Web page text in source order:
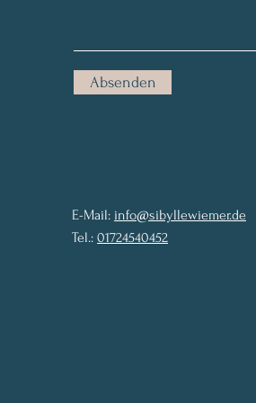
Absenden
E-Mail: info@sibyllewiemer.de
Tel.: 01724540452